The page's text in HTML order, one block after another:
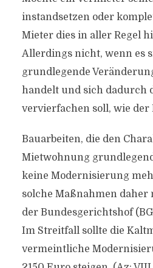
instandsetzen oder
Mieter dies in aller Regel
Allerdings nicht, wenn es
grundlegende
handelt und sich dadurch
vervierfachen soll, wie der
Bauarbeiten, die den
Mietwohnung
keine Modernisierung
solche Maßnahmen daher
der Bundesgerichtshof
Im Streitfall sollte die
vermeintliche